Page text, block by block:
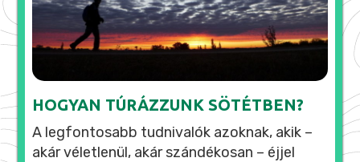
HOGYAN TÚRÁZZUNK SÖTÉTBEN?
A legfontosabb tudnivalók azoknak, akik –
akár véletlenül, akár szándékosan – éjjel